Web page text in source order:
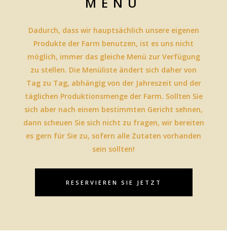
Dadurch, dass wir hauptsächlich unsere eigenen
Produkte der Farm benutzen, ist es uns nicht
möglich, immer das gleiche Menü zur Verfügung
zu stellen. Die Menüliste ändert sich daher von
Tag zu Tag, abhängig von der Jahreszeit und der
täglichen Produktionsmenge der Farm. Sollten Sie
sich aber nach einem bestimmten Gericht sehnen,
dann scheuen Sie sich nicht zu fragen, wir bereiten
es gern für Sie zu, sofern alle Zutaten vorhanden
sein sollten!
RESERVIEREN SIE JETZT